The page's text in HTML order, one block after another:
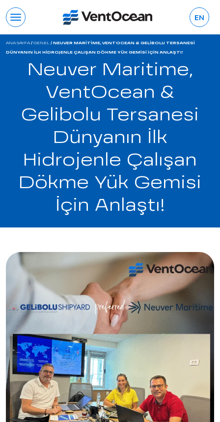
EN
ANA SAYFA / GENEL / NEUVER MARITIME, VENTOCEAN & GELIBOLU TERSANESI
DÜNYANIN İLK HIDROJENLE ÇALIŞAN DÖKME YÜK GEMISI İÇIN ANLAŞTI!
Neuver Maritime,
VentOcean &
Gelibolu Tersanesi
Dünyanın İlk
Hidrojenle Çalışan
Dökme Yük Gemisi
İçin Anlaştı!